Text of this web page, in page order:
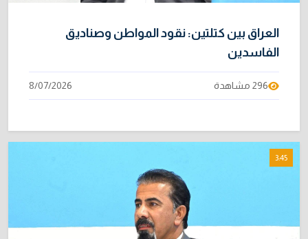
العراق بين كتلتين: نقود المواطن وصناديق
الفاسدين
296 مشاهدة 8/07/2026
3:45